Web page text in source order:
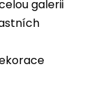
galerii